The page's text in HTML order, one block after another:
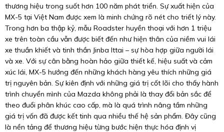
thương hiệu trong suốt hơn 100 năm phát triển. Sự xuất hiện của
MX-5 tại Việt Nam được xem là minh chứng rõ nét cho triết lý này.
Trong hơn ba thập kỷ, mẫu Roadster huyền thoại với hơn 1 triệu
xe trên toàn cầu vẫn được biết đến như hiện thân của niềm vui lái
xe thuần khiết và tinh thần Jinba Ittai – sự hòa hợp giữa người lái
và xe. Với sự cân bằng hoàn hảo giữa thiết kế, hiệu suất và cảm
xúc lái, MX-5 hướng đến những khách hàng yêu thích những giá
trị nguyên bản. Sự kiên định với những giá trị cốt lõi cho thấy hành
trình chuyển mình của Mazda không phải là thay đổi bản sắc để
theo đuổi phân khúc cao cấp, mà là quá trình nâng tầm những
giá trị vốn đã được kết tinh qua nhiều thế hệ sản phẩm. Đây cũng
là nền tảng để thương hiệu từng bước hiện thực hóa định vị